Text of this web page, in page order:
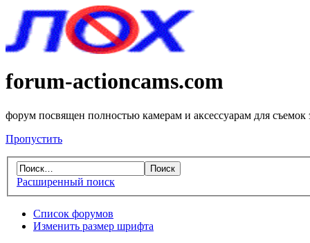
forum-actioncams.com
форум посвящен полностью камерам и аксессуарам для съемок
Пропустить
Расширенный поиск
Список форумов
Изменить размер шрифта